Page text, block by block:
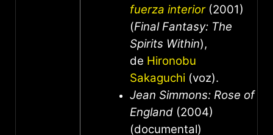
fuerza interior(2001)
(Final Fantasy: The
Spirits Within),
de Hironobu
Sakaguchi (voz).
Jean Simmons: Rose of
England (2004)
(documental)